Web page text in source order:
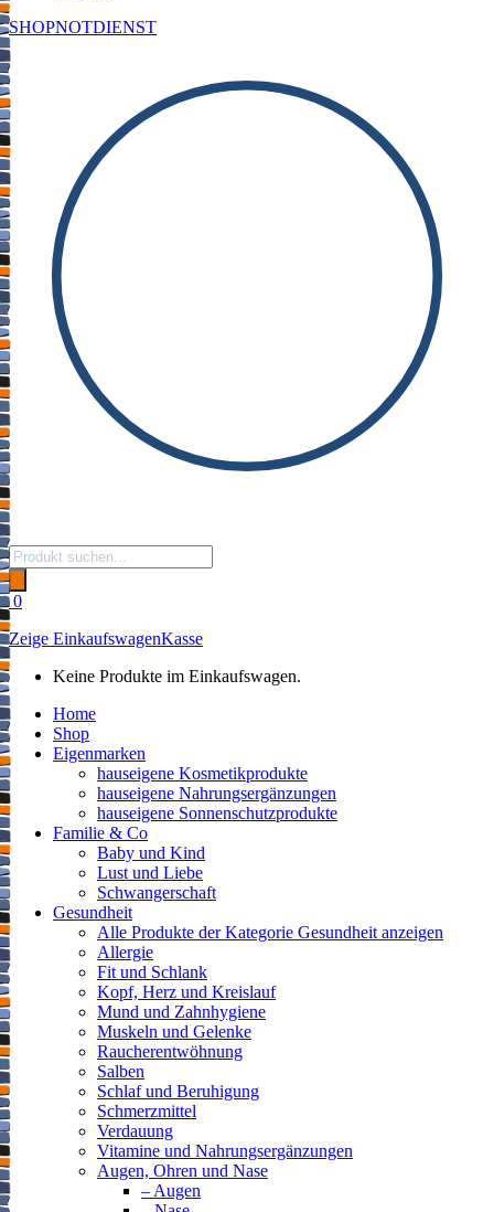
SHOPNOTDIENST
Products
search
0
Zeige EinkaufswagenKasse
Keine Produkte im Einkaufswagen.
Home
Shop
Eigenmarken
hauseigene Kosmetikprodukte
hauseigene Nahrungsergänzungen
hauseigene Sonnenschutzprodukte
Familie & Co
Baby und Kind
Lust und Liebe
Schwangerschaft
Gesundheit
Alle Produkte der Kategorie Gesundheit anzeigen
Allergie
Fit und Schlank
Kopf, Herz und Kreislauf
Mund und Zahnhygiene
Muskeln und Gelenke
Raucherentwöhnung
Salben
Schlaf und Beruhigung
Schmerzmittel
Verdauung
Vitamine und Nahrungsergänzungen
Augen, Ohren und Nase
– Augen